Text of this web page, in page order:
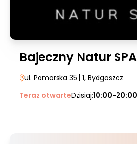
Bajeczny Natur SPA
ul. Pomorska 35 | 1, Bydgoszcz
Teraz otwarteDzisiaj:10:00-20:00